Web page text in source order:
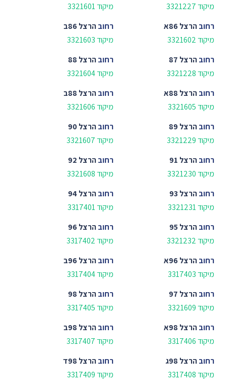
מיקוד 3321227
מיקוד 3321601
רחובהרצל 86א
מיקוד 3321602
רחובהרצל 86ב
מיקוד 3321603
רחובהרצל 87
מיקוד 3321228
רחובהרצל 88
מיקוד 3321604
רחובהרצל 88א
מיקוד 3321605
רחובהרצל 88ב
מיקוד 3321606
רחובהרצל 89
מיקוד 3321229
רחובהרצל 90
מיקוד 3321607
רחובהרצל 91
מיקוד 3321230
רחובהרצל 92
מיקוד 3321608
רחובהרצל 93
מיקוד 3321231
רחובהרצל 94
מיקוד 3317401
רחובהרצל 95
מיקוד 3321232
רחובהרצל 96
מיקוד 3317402
רחובהרצל 96א
מיקוד 3317403
רחובהרצל 96ב
מיקוד 3317404
רחובהרצל 97
מיקוד 3321609
רחובהרצל 98
מיקוד 3317405
רחובהרצל 98א
מיקוד 3317406
רחובהרצל 98ב
מיקוד 3317407
רחובהרצל 98ג
מיקוד 3317408
רחובהרצל 98ד
מיקוד 3317409